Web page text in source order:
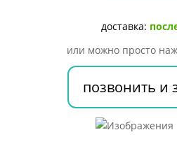
доставка:
или можно просто
позвонить и